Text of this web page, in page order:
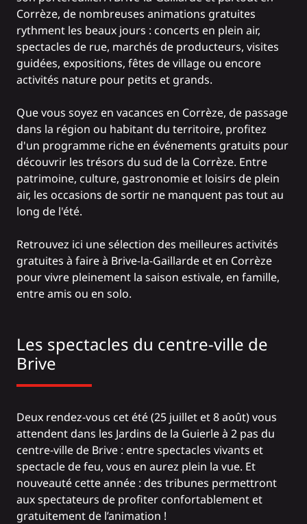
Corrèze, de nombreuses animations gratuites
rythment les beaux jours : concerts en plein air,
spectacles de rue, marchés de producteurs, visites
guidées, expositions, fêtes de village ou encore
activités nature pour petits et grands.
Que vous soyez en vacances en Corrèze, de passage
dans la région ou habitant du territoire, profitez
d'un programme riche en événements gratuits pour
découvrir les trésors du sud de la Corrèze. Entre
patrimoine, culture, gastronomie et loisirs de plein
air, les occasions de sortir ne manquent pas tout au
long de l'été.
Retrouvez ici une sélection des meilleures activités
gratuites à faire à Brive-la-Gaillarde et en Corrèze
pour vivre pleinement la saison estivale, en famille,
entre amis ou en solo.
Les spectacles du centre-ville de
Brive
Deux rendez-vous cet été (25 juillet et 8 août) vous
attendent dans les Jardins de la Guierle à 2 pas du
centre-ville de Brive : entre spectacles vivants et
spectacle de feu, vous en aurez plein la vue. Et
nouveauté cette année : des tribunes permettront
aux spectateurs de profiter confortablement et
gratuitement de l’animation !